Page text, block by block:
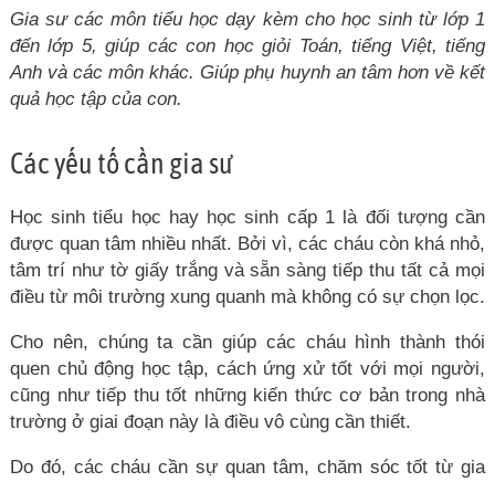
Gia sư các môn tiểu học dạy kèm cho học sinh từ lớp 1
đến lớp 5, giúp các con học giỏi Toán, tiếng Việt, tiếng
Anh và các môn khác. Giúp phụ huynh an tâm hơn về kết
quả học tập của con.
Các yếu tố cần gia sư
Học sinh tiểu học hay học sinh cấp 1 là đối tượng cần
được quan tâm nhiều nhất. Bởi vì, các cháu còn khá nhỏ,
tâm trí như tờ giấy trắng và sẵn sàng tiếp thu tất cả mọi
điều từ môi trường xung quanh mà không có sự chọn lọc.
Cho nên, chúng ta cần giúp các cháu hình thành thói
quen chủ động học tập, cách ứng xử tốt với mọi người,
cũng như tiếp thu tốt những kiến thức cơ bản trong nhà
trường ở giai đoạn này là điều vô cùng cần thiết.
Do đó, các cháu cần sự quan tâm, chăm sóc tốt từ gia